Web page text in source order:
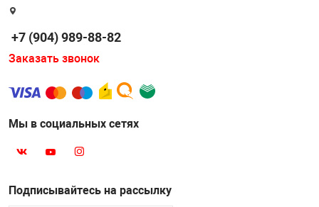
+7 (904) 989-88-82
Заказать звонок
Мы в социальных сетях
Подписывайтесь на рассылку